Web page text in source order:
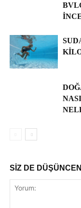
SİZ DE